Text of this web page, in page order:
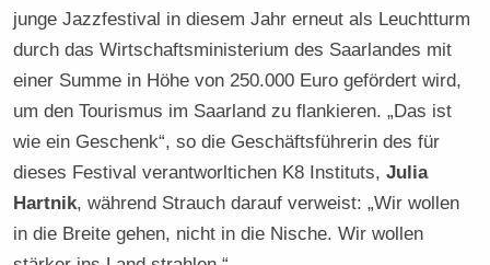
junge Jazzfestival in diesem Jahr erneut als Leuchtturm
durch das Wirtschaftsministerium des Saarlandes mit
einer Summe in Höhe von 250.000 Euro gefördert wird,
um den Tourismus im Saarland zu flankieren. „Das ist
wie ein Geschenk“, so die Geschäftsführerin des für
dieses Festival verantworltichen K8 Instituts,Julia
Hartnik, während Strauch darauf verweist: „Wir wollen
in die Breite gehen, nicht in die Nische. Wir wollen